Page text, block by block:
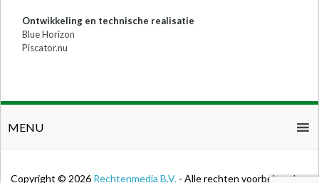
Ontwikkeling en technische realisatie
Blue Horizon
Piscator.nu
MENU
Copyright © 2026 Rechtenmedia B.V. - Alle rechten voorbehouden.